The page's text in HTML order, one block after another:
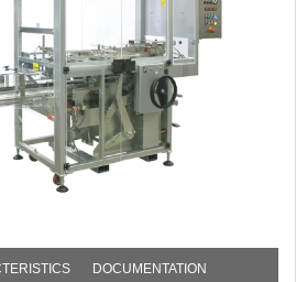
DOCUMENTATION